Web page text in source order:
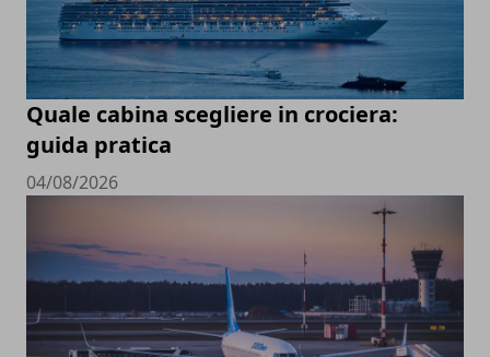
Quale cabina scegliere in crociera:
guida pratica
04/08/2026